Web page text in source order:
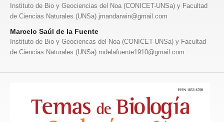
Instituto de Bio y Geociencias del Noa (CONICET-UNSa) y Facultad
de Ciencias Naturales (UNSa) jmandarwin@gmail.com
Marcelo Saúl de la Fuente
Instituto de Bio y Geociencas del Noa (CONICET-UNSa) y Facultad
de Ciencias Naturales (UNSa) mdelafuente1910@gmail.com